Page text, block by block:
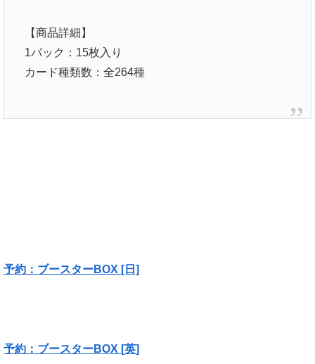
【商品詳細】
1パック：15枚入り
カード種類数：全264種
予約：ブースターBOX [日]
予約：ブースターBOX [英]